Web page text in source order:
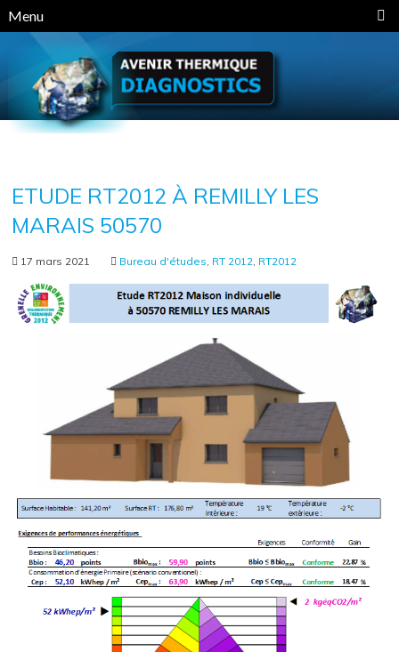
Menu
ETUDE RT2012 À REMILLY LES
MARAIS 50570
17 mars 2021 Bureau d'études RT 2012 RT2012
Panneau de gestion des cookies